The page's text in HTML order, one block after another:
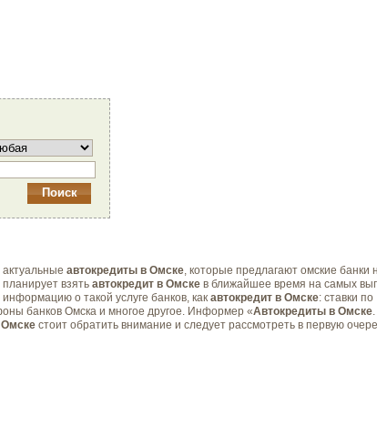
автокредиты в Омске, которые предлагают омские банки
взять автокредит в Омске в ближайшее время на самых
о такой услуге банков, как автокредит в Омске: ставки по
банков Омска и многое другое. Информер «Автокредиты в Омске.
Омске стоит обратить внимание и следует рассмотреть в первую